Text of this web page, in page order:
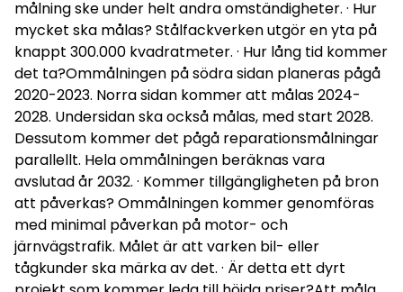
målning ske under helt andra omständigheter. · Hur
mycket ska målas? Stålfackverken utgör en yta på
knappt 300.000 kvadratmeter. · Hur lång tid kommer
det ta?Ommålningen på södra sidan planeras pågå
2020-2023. Norra sidan kommer att målas 2024-
2028. Undersidan ska också målas, med start 2028.
Dessutom kommer det pågå reparationsmålningar
parallellt. Hela ommålningen beräknas vara
avslutad år 2032. · Kommer tillgängligheten på bron
att påverkas? Ommålningen kommer genomföras
med minimal påverkan på motor- och
järnvägstrafik. Målet är att varken bil- eller
tågkunder ska märka av det. · Är detta ett dyrt